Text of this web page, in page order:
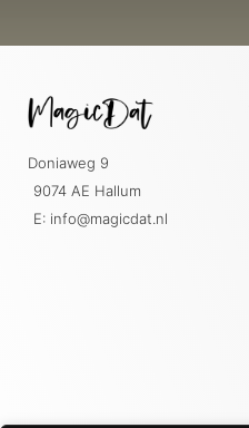
Doniaweg 9
9074 AE Hallum
E: info@magicdat.nl